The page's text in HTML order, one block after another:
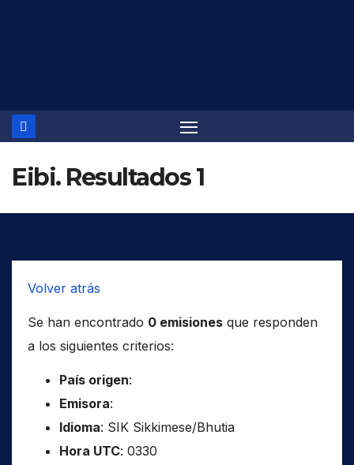
Eibi. Resultados 1
Volver atrás
Se han encontrado 0 emisiones que responden
a los siguientes criterios:
País origen:
Emisora:
Idioma: SIK Sikkimese/Bhutia
Hora UTC: 0330